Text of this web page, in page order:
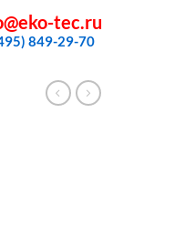
tec.ru
849-29-70